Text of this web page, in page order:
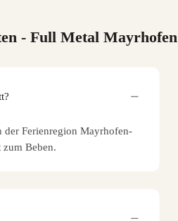
- Full Metal Mayrhofen
der Ferienregion Mayrhofen-
Beben.